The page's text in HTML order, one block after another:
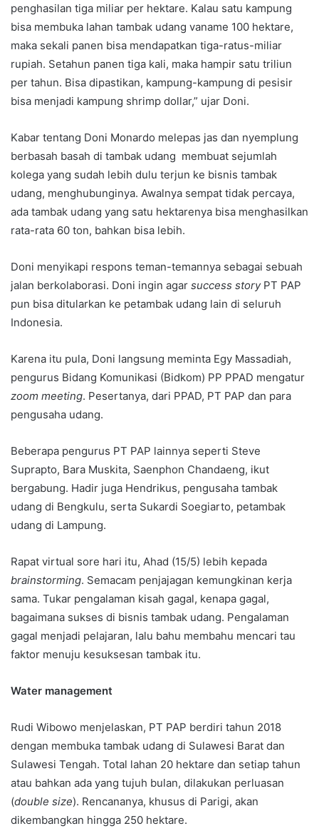
penghasilan tiga miliar per hektare. Kalau satu kampung
bisa membuka lahan tambak udang vaname 100 hektare,
maka sekali panen bisa mendapatkan tiga-ratus-miliar
rupiah. Setahun panen tiga kali, maka hampir satu triliun
per tahun. Bisa dipastikan, kampung-kampung di pesisir
bisa menjadi kampung shrimp dollar,” ujar Doni.
Kabar tentang Doni Monardo melepas jas dan nyemplung
berbasah basah di tambak udang membuat sejumlah
kolega yang sudah lebih dulu terjun ke bisnis tambak
udang, menghubunginya. Awalnya sempat tidak percaya,
ada tambak udang yang satu hektarenya bisa menghasilkan
rata-rata 60 ton, bahkan bisa lebih.
Doni menyikapi respons teman-temannya sebagai sebuah
jalan berkolaborasi. Doni ingin agar success storyPT PAP
pun bisa ditularkan ke petambak udang lain di seluruh
Indonesia.
Karena itu pula, Doni langsung meminta Egy Massadiah,
pengurus Bidang Komunikasi (Bidkom) PP PPAD mengatur
zoom meeting. Pesertanya, dari PPAD, PT PAP dan para
pengusaha udang.
Beberapa pengurus PT PAP lainnya seperti Steve
Suprapto, Bara Muskita, Saenphon Chandaeng, ikut
bergabung. Hadir juga Hendrikus, pengusaha tambak
udang di Bengkulu, serta Sukardi Soegiarto, petambak
udang di Lampung.
Rapat virtual sore hari itu, Ahad (15/5) lebih kepada
brainstorming. Semacam penjajagan kemungkinan kerja
sama. Tukar pengalaman kisah gagal, kenapa gagal,
bagaimana sukses di bisnis tambak udang. Pengalaman
gagal menjadi pelajaran, lalu bahu membahu mencari tau
faktor menuju kesuksesan tambak itu.
Water management
Rudi Wibowo menjelaskan, PT PAP berdiri tahun 2018
dengan membuka tambak udang di Sulawesi Barat dan
Sulawesi Tengah. Total lahan 20 hektare dan setiap tahun
atau bahkan ada yang tujuh bulan, dilakukan perluasan
(double size). Rencananya, khusus di Parigi, akan
dikembangkan hingga 250 hektare.